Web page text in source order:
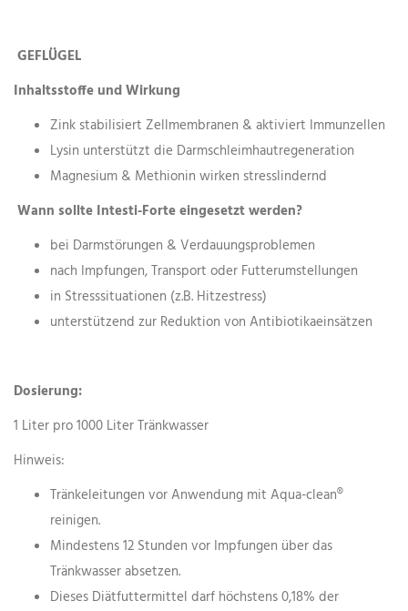
GEFLÜGEL
Inhaltsstoffe und Wirkung
Zink stabilisiert Zellmembranen & aktiviert Immunzellen
Lysin unterstützt die Darmschleimhautregeneration
Magnesium & Methionin wirken stresslindernd
Wann sollte Intesti-Forte eingesetzt werden?
bei Darmstörungen & Verdauungsproblemen
nach Impfungen, Transport oder Futterumstellungen
in Stresssituationen (z.B. Hitzestress)
unterstützend zur Reduktion von Antibiotikaeinsätzen
Dosierung:
1 Liter pro 1000 Liter Tränkwasser
Hinweis:
Tränkeleitungen vor Anwendung mit Aqua-clean®
reinigen.
Mindestens 12 Stunden vor Impfungen über das
Tränkwasser absetzen.
Dieses Diätfuttermittel darf höchstens 0,18% der